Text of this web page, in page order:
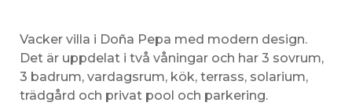
Vacker villa i Doña Pepa med modern design.
Det är uppdelat i två våningar och har 3 sovrum,
3 badrum, vardagsrum, kök, terrass, solarium,
trädgård och privat pool och parkering.